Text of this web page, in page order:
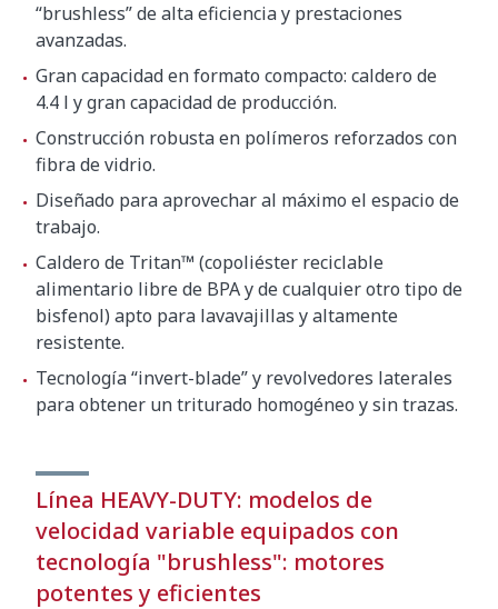
“brushless” de alta eficiencia y prestaciones
avanzadas.
Gran capacidad en formato compacto: caldero de
4.4 l y gran capacidad de producción.
Construcción robusta en polímeros reforzados con
fibra de vidrio.
Diseñado para aprovechar al máximo el espacio de
trabajo.
Caldero de Tritan™ (copoliéster reciclable
alimentario libre de BPA y de cualquier otro tipo de
bisfenol) apto para lavavajillas y altamente
resistente.
Tecnología “invert-blade” y revolvedores laterales
para obtener un triturado homogéneo y sin trazas.
Línea HEAVY-DUTY: modelos de
velocidad variable equipados con
tecnología "brushless": motores
potentes y eficientes